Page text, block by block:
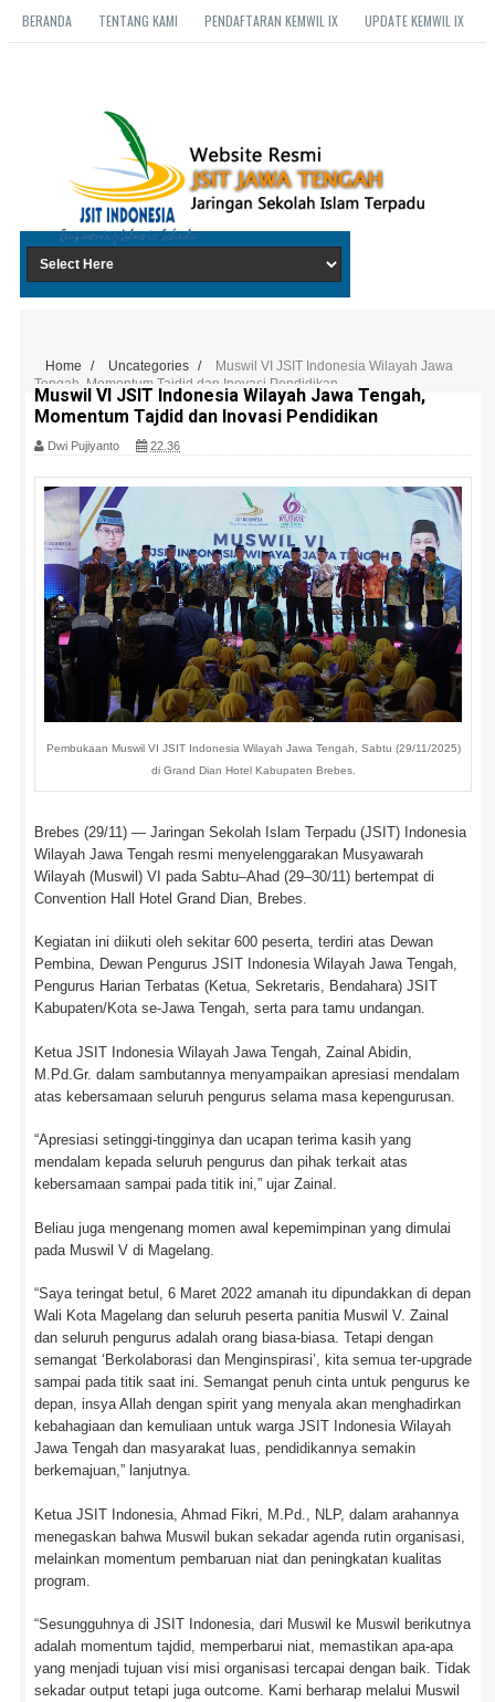
BERANDA TENTANG KAMI PENDAFTARAN KEMWIL IX UPDATE KEMWIL IX
Home / Uncategories /
Muswil VI JSIT Indonesia Wilayah Jawa
Tengah, Momentum Tajdid dan Inovasi Pendidikan
Muswil VI JSIT Indonesia Wilayah Jawa Tengah,
Momentum Tajdid dan Inovasi Pendidikan
Dwi Pujiyanto 22.36
Pembukaan Muswil VI JSIT Indonesia Wilayah Jawa Tengah, Sabtu (29/11/2025)
di Grand Dian Hotel Kabupaten Brebes.
Brebes (29/11) — Jaringan Sekolah Islam Terpadu (JSIT) Indonesia
Wilayah Jawa Tengah resmi menyelenggarakan Musyawarah
Wilayah (Muswil) VI pada Sabtu–Ahad (29–30/11) bertempat di
Convention Hall Hotel Grand Dian, Brebes.
Kegiatan ini diikuti oleh sekitar 600 peserta, terdiri atas Dewan
Pembina, Dewan Pengurus JSIT Indonesia Wilayah Jawa Tengah,
Pengurus Harian Terbatas (Ketua, Sekretaris, Bendahara) JSIT
Kabupaten/Kota se-Jawa Tengah, serta para tamu undangan.
Ketua JSIT Indonesia Wilayah Jawa Tengah, Zainal Abidin,
M.Pd.Gr. dalam sambutannya menyampaikan apresiasi mendalam
atas kebersamaan seluruh pengurus selama masa kepengurusan.
“Apresiasi setinggi-tingginya dan ucapan terima kasih yang
mendalam kepada seluruh pengurus dan pihak terkait atas
kebersamaan sampai pada titik ini,” ujar Zainal.
Beliau juga mengenang momen awal kepemimpinan yang dimulai
pada Muswil V di Magelang.
“Saya teringat betul, 6 Maret 2022 amanah itu dipundakkan di depan
Wali Kota Magelang dan seluruh peserta panitia Muswil V. Zainal
dan seluruh pengurus adalah orang biasa-biasa. Tetapi dengan
semangat ‘Berkolaborasi dan Menginspirasi’, kita semua ter-upgrade
sampai pada titik saat ini. Semangat penuh cinta untuk pengurus ke
depan, insya Allah dengan spirit yang menyala akan menghadirkan
kebahagiaan dan kemuliaan untuk warga JSIT Indonesia Wilayah
Jawa Tengah dan masyarakat luas, pendidikannya semakin
berkemajuan,” lanjutnya.
Ketua JSIT Indonesia, Ahmad Fikri, M.Pd., NLP, dalam arahannya
menegaskan bahwa Muswil bukan sekadar agenda rutin organisasi,
melainkan momentum pembaruan niat dan peningkatan kualitas
program.
“Sesungguhnya di JSIT Indonesia, dari Muswil ke Muswil berikutnya
adalah momentum tajdid, memperbarui niat, memastikan apa-apa
yang menjadi tujuan visi misi organisasi tercapai dengan baik. Tidak
sekadar output tetapi juga outcome. Kami berharap melalui Muswil